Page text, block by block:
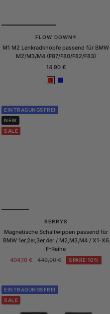
FLOW DOWN®
M1 M2 Lenkradknöpfe passend für BMW
M2/M3/M4 (F87/F80/F82/F83)
Angebotspreis
14,90 €
R
B
EINTRAGUNGSFREI
NEW
SALE
BERRYS
Magnetische Schaltwippen passend für
BMW 1er,2er,3er,4er / M2,M3,M4 / X1-X6
F-Reihe
Angebotspreis
404,10 €
Regulärer
449,00 € SPARE 10%
EINTRAGUNGSFREI
SALE